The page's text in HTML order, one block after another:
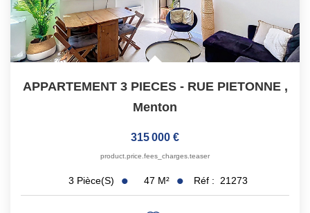
APPARTEMENT 3 PIECES - RUE PIETONNE ,
Menton
315 000 €
product.price.fees_charges.teaser
3 Pièce(s) 47 M² Réf : 21273